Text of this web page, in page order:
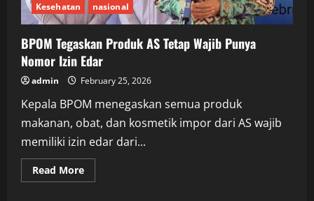
Kesehatan nasional
BPOM Tegaskan Produk AS Tetap Wajib Punya
Nomor Izin Edar
admin February 25, 2026
Kepala BPOM menegaskan semua produk
makanan, obat, dan kosmetik impor dari AS wajib
memiliki izin edar dari...
Read MoreRead
more